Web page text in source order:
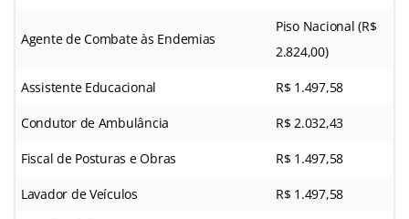
Agente de Combate às Endemias
Piso Nacional (R$
2.824,00)
Assistente Educacional R$ 1.497,58
Condutor de Ambulância R$ 2.032,43
Fiscal de Posturas e Obras R$ 1.497,58
Lavador de Veículos R$ 1.497,58